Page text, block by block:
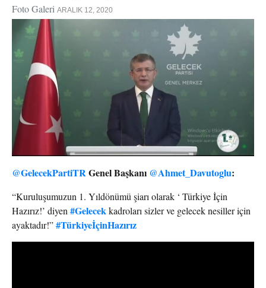
Foto Galeri ARALIK 12, 2020
@GelecekPartiTR Genel Başkanı @Ahmet_Davutoglu:
“Kuruluşumuzun 1. Yıldönümü şiarı olarak ‘ Türkiye İçin
Hazırız!’ diyen #Gelecek kadroları sizler ve gelecek nesiller için
ayaktadır!”#TürkiyeİçinHazırız